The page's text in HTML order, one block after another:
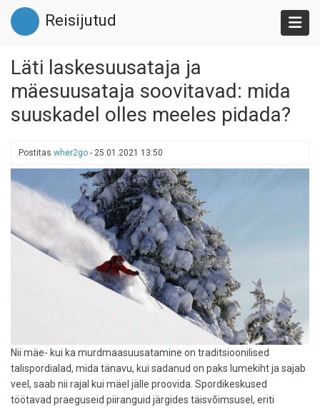
Liigu
edasi
põhisisu
Reisijutud
Läti laskesuusataja ja
mäesuusataja soovitavad: mida
suuskadel olles meeles pidada?
Postitas wher2go - 25.01.2021 13:50
Nii mäe- kui ka murdmaasuusatamine on traditsioonilised
talispordialad, mida tänavu, kui sadanud on paks lumekiht ja sajab
veel, saab nii rajal kui mäel jälle proovida. Spordikeskused
töötavad praeguseid piiranguid järgides täisvõimsusel, eriti